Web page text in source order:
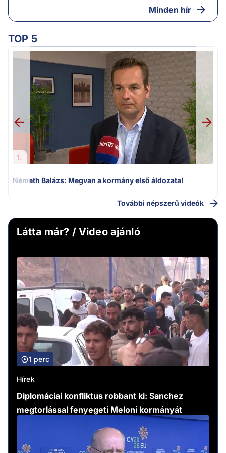
Minden hír
TOP 5
1.
Németh Balázs: Megvan a kormány első áldozata!
További népszerű videók
Látta már? / Video ajánló
1 perc
Hírek
Diplomáciai konfliktus robbant ki: Sanchez
megtorlással fenyegeti Meloni kormányát